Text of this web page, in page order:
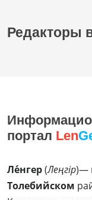
Редакторы
портал Len
Ле́нгер(Леңгір)—
Толебийском